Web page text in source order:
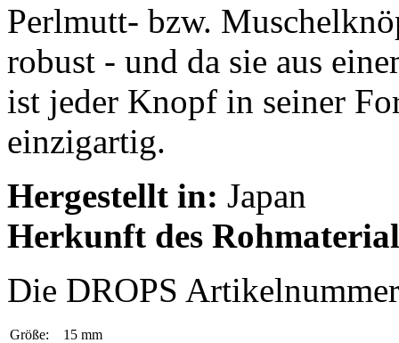
Perlmutt- bzw.
robust - und da sie aus
ist jeder Knopf in seiner
einzigartig.
Hergestellt in: Japan
Herkunft des
Die DROPS
Größe:
15 mm